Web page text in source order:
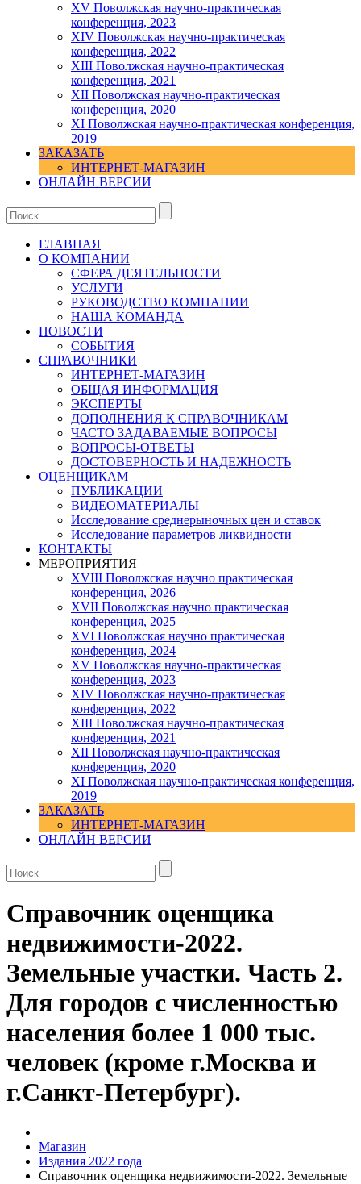
ХV Поволжская научно-практическая
конференция, 2023
ХIV Поволжская научно-практическая
конференция, 2022
ХIII Поволжская научно-практическая
конференция, 2021
ХII Поволжская научно-практическая
конференция, 2020
XI Поволжская научно-практическая конференция,
2019
ЗАКАЗАТЬ
ИНТЕРНЕТ-МАГАЗИН
ОНЛАЙН ВЕРСИИ
ГЛАВНАЯ
О КОМПАНИИ
СФЕРА ДЕЯТЕЛЬНОСТИ
УСЛУГИ
РУКОВОДСТВО КОМПАНИИ
НАША КОМАНДА
НОВОСТИ
СОБЫТИЯ
СПРАВОЧНИКИ
ИНТЕРНЕТ-МАГАЗИН
ОБЩАЯ ИНФОРМАЦИЯ
ЭКСПЕРТЫ
ДОПОЛНЕНИЯ К СПРАВОЧНИКАМ
ЧАСТО ЗАДАВАЕМЫЕ ВОПРОСЫ
ВОПРОСЫ-ОТВЕТЫ
ДОСТОВЕРНОСТЬ И НАДЕЖНОСТЬ
ОЦЕНЩИКАМ
ПУБЛИКАЦИИ
ВИДЕОМАТЕРИАЛЫ
Исследование среднерыночных цен и ставок
Исследование параметров ликвидности
КОНТАКТЫ
МЕРОПРИЯТИЯ
XVIII Поволжская научно практическая
конференция, 2026
XVII Поволжская научно практическая
конференция, 2025
XVI Поволжская научно практическая
конференция, 2024
ХV Поволжская научно-практическая
конференция, 2023
ХIV Поволжская научно-практическая
конференция, 2022
ХIII Поволжская научно-практическая
конференция, 2021
ХII Поволжская научно-практическая
конференция, 2020
XI Поволжская научно-практическая конференция,
2019
ЗАКАЗАТЬ
ИНТЕРНЕТ-МАГАЗИН
ОНЛАЙН ВЕРСИИ
Справочник оценщика
недвижимости-2022.
Земельные участки. Часть 2.
Для городов с численностью
населения более 1 000 тыс.
человек (кроме г.Москва и
г.Санкт-Петербург).
Магазин
Издания 2022 года
Справочник оценщика недвижимости-2022. Земельные